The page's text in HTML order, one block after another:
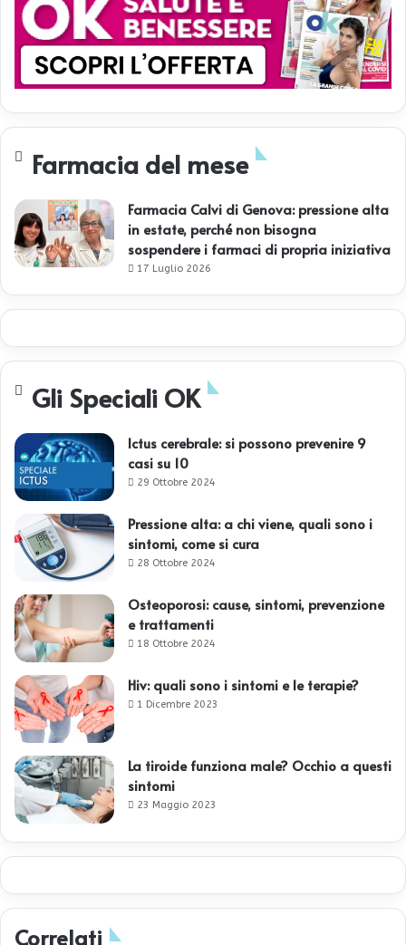
Farmacia del mese
Farmacia Calvi di Genova: pressione alta
in estate, perché non bisogna
sospendere i farmaci di propria iniziativa
17 Luglio 2026
Gli Speciali OK
Ictus cerebrale: si possono prevenire 9
casi su 10
29 Ottobre 2024
Pressione alta: a chi viene, quali sono i
sintomi, come si cura
28 Ottobre 2024
Osteoporosi: cause, sintomi, prevenzione
e trattamenti
18 Ottobre 2024
Hiv: quali sono i sintomi e le terapie?
1 Dicembre 2023
La tiroide funziona male? Occhio a questi
sintomi
23 Maggio 2023
Correlati